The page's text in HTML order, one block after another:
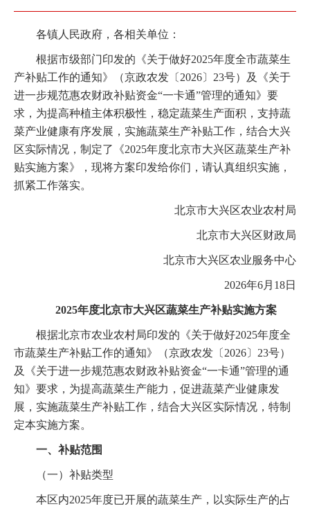
各镇人民政府，各相关单位：
根据市级部门印发的《关于做好2025年度全市蔬菜生
产补贴工作的通知》（京政农发〔2026〕23号）及《关于
进一步规范惠农财政补贴资金“一卡通”管理的通知》要
求，为提高种植主体积极性，稳定蔬菜生产面积，支持蔬
菜产业健康有序发展，实施蔬菜生产补贴工作，结合大兴
区实际情况，制定了《2025年度北京市大兴区蔬菜生产补
贴实施方案》，现将方案印发给你们，请认真组织实施，
抓紧工作落实。
北京市大兴区农业农村局
北京市大兴区财政局
北京市大兴区农业服务中心
2026年6月18日
2025年度北京市大兴区蔬菜生产补贴实施方案
根据北京市农业农村局印发的《关于做好2025年度全
市蔬菜生产补贴工作的通知》（京政农发〔2026〕23号）
及《关于进一步规范惠农财政补贴资金“一卡通”管理的通
知》要求，为提高蔬菜生产能力，促进蔬菜产业健康发
展，实施蔬菜生产补贴工作，结合大兴区实际情况，特制
定本实施方案。
一、补贴范围
（一）补贴类型
本区内2025年度已开展的蔬菜生产，以实际生产的占